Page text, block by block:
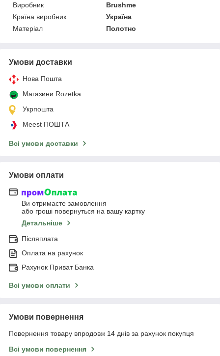
Виробник
Brushme
Країна виробник
Україна
Матеріал
Полотно
Умови доставки
Нова Пошта
Магазини Rozetka
Укрпошта
Meest ПОШТА
Всі умови доставки
Умови оплати
Ви отримаєте замовлення
або гроші повернуться на вашу картку
Детальніше
Післяплата
Оплата на рахунок
Рахунок Приват Банка
Всі умови оплати
Умови повернення
Повернення товару впродовж 14 днів за рахунок покупця
Всі умови повернення